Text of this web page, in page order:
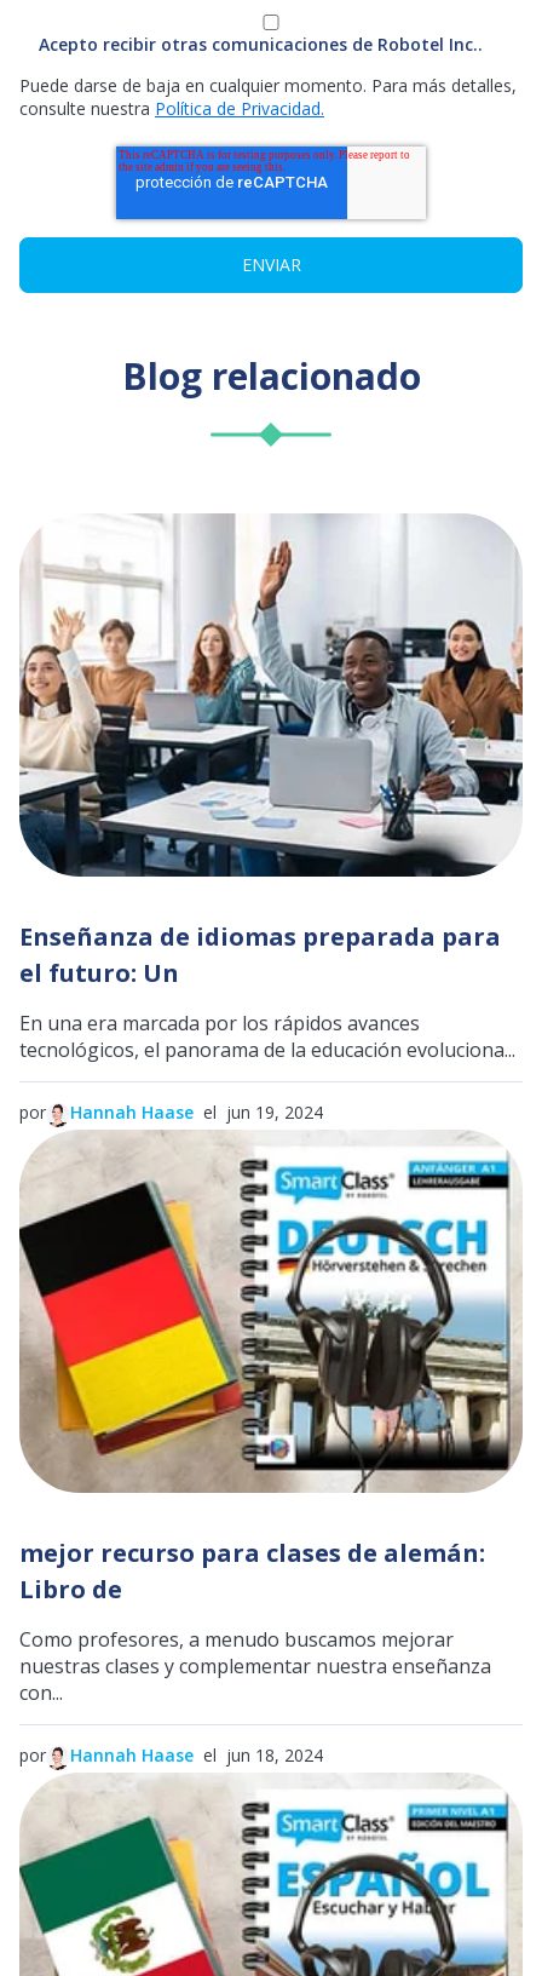
Acepto recibir otras comunicaciones de Robotel Inc..
Puede darse de baja en cualquier momento. Para más detalles,
consulte nuestra Política de Privacidad.
Blog relacionado
Enseñanza de idiomas preparada para
el futuro: Un
En una era marcada por los rápidos avances
tecnológicos, el panorama de la educación evoluciona...
por Hannah Haase el jun 19, 2024
mejor recurso para clases de alemán:
Libro de
Como profesores, a menudo buscamos mejorar
nuestras clases y complementar nuestra enseñanza
con...
por Hannah Haase el jun 18, 2024